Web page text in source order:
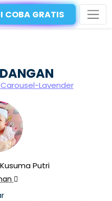
COBA GRATIS
Lavender
Putri